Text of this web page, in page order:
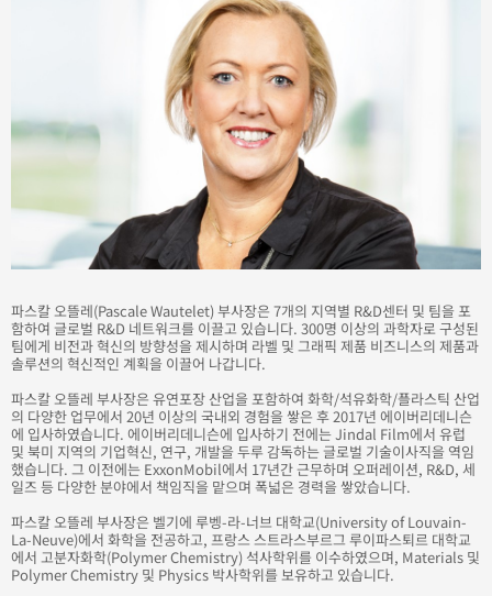
파스칼 오뜰레(Pascale Wautelet) 부사장은 7개의 지역별 R&D센터 및 팀을 포
함하여 글로벌 R&D 네트워크를 이끌고 있습니다. 300명 이상의 과학자로 구성된
팀에게 비전과 혁신의 방향성을 제시하며 라벨 및 그래픽 제품 비즈니스의 제품과
솔루션의 혁신적인 계획을 이끌어 나갑니다.
파스칼 오뜰레 부사장은 유연포장 산업을 포함하여 화학/석유화학/플라스틱 산업
의 다양한 업무에서 20년 이상의 국내외 경험을 쌓은 후 2017년 에이버리데니슨
에 입사하였습니다. 에이버리데니슨에 입사하기 전에는 Jindal Film에서 유럽
및 북미 지역의 기업혁신, 연구, 개발을 두루 감독하는 글로벌 기술이사직을 역임
했습니다. 그 이전에는 ExxonMobil에서 17년간 근무하며 오퍼레이션, R&D, 세
일즈 등 다양한 분야에서 책임직을 맡으며 폭넓은 경력을 쌓았습니다.
파스칼 오뜰레 부사장은 벨기에 루벵-라-너브 대학교(University of Louvain-
La-Neuve)에서 화학을 전공하고, 프랑스 스트라스부르그 루이파스퇴르 대학교
에서 고분자화학(Polymer Chemistry) 석사학위를 이수하였으며, Materials 및
Polymer Chemistry 및 Physics 박사학위를 보유하고 있습니다.